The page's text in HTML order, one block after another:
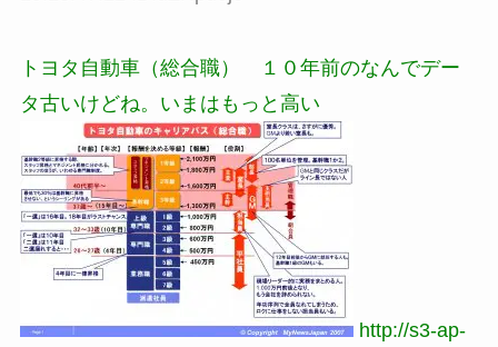
トヨタ自動車（総合職） １０年前のなんでデー
タ古いけどね。いまはもっと高い
http://s3-ap-